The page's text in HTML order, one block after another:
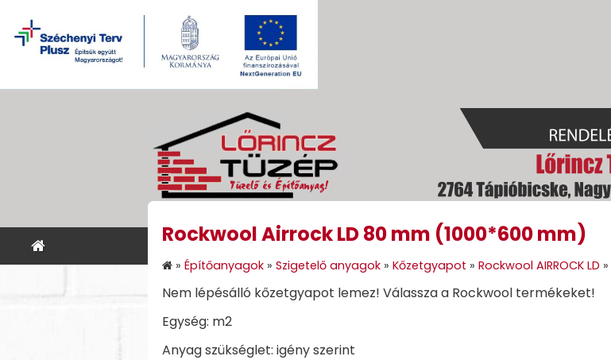
KEZDŐLAP ÉPÍTŐANYAGOK GÉPI FÖLDMUNKA TÜZELŐANYAGOK
Rockwool Airrock LD 80 mm (1000*600 mm)
» Építőanyagok » Szigetelő anyagok » Kőzetgyapot » Rockwool AIRROCK LD »
Nem lépésálló kőzetgyapot lemez! Válassza a Rockwool termékeket!
Egység: m2
Anyag szükséglet: igény szerint